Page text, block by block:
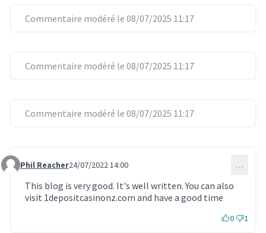
Commentaire modéré le 08/07/2025 11:17
Commentaire modéré le 08/07/2025 11:17
Commentaire modéré le 08/07/2025 11:17
Commentaire 639
Phil Reacher24/07/2022 14:00 …
This blog is very good. It's well written. You can also
visit 1depositcasinonz.com and have a good time
0 1